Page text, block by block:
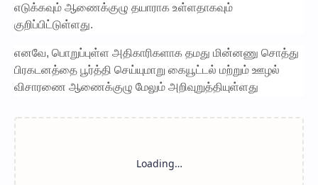
எடுக்கவும் ஆணைக்குழு தயாராக உள்ளதாகவும்
குறிப்பிட்டுள்ளது.
எனவே, பொறுப்புள்ள அதிகாரிகளாக தமது மின்னணு சொத்து
பிரகடனத்தை பூர்த்தி செய்யுமாறு கையூட்டல் மற்றும் ஊழல்
விசாரணை ஆணைக்குழு மேலும் அறிவுறுத்தியுள்ளது